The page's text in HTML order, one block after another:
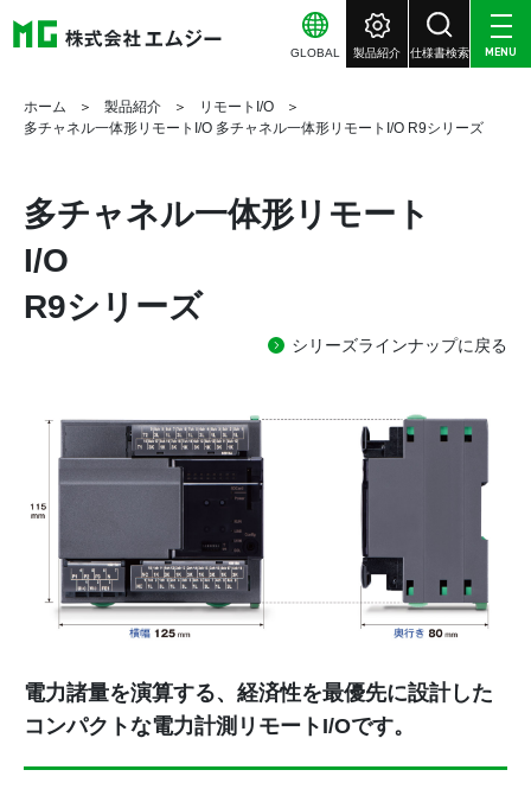
GLOBAL 製品紹介 仕様書検索 MENU
ホーム 製品紹介
リモートI/O
多チャネル一体形リモートI/O 多チャネル一体形リモートI/O R9シリーズ
多チャネル一体形リモート
I/O
R9シリーズ
シリーズラインナップに戻る
電力諸量を演算する、経済性を最優先に設計した
コンパクトな電力計測リモートI/Oです。